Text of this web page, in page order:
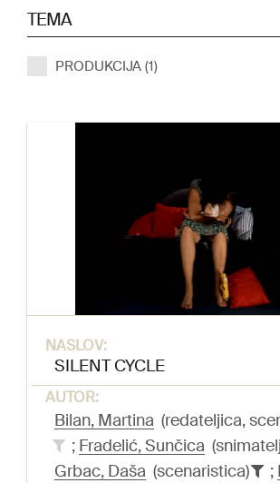
TEMA
PRODUKCIJA (1)
NASLOV:
SILENT CYCLE
AUTOR:
Bilan, Martina (redateljica,
; Fradelić, Sunčica
Grbac, Daša (scenaristica) ;